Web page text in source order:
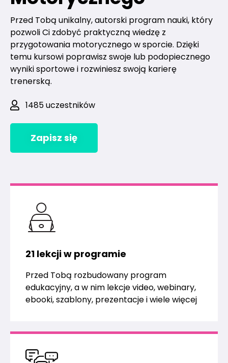
Przed Tobą unikalny, autorski program nauki, który
pozwoli Ci zdobyć praktyczną wiedzę z
przygotowania motorycznego w sporcie. Dzięki
temu kursowi poprawisz swoje lub podopiecznego
wyniki sportowe i rozwiniesz swoją karierę
trenerską.
1485 uczestników
Zapisz się
21 lekcji w programie
Przed Tobą rozbudowany program
edukacyjny, a w nim lekcje video, webinary,
ebooki, szablony, prezentacje i wiele więcej